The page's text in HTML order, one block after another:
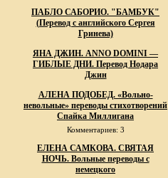
ПАБЛО САБОРИО. "БАМБУК"
(Перевод с английского Сергея
Гринева)
ЯНА ДЖИН. ANNO DOMINI —
ГИБЛЫЕ ДНИ. Перевод Нодара
Джин
АЛЕНА ПОДОБЕД. «Вольно-
невольные» переводы стихотворений
Спайка Миллигана
Комментариев: 3
ЕЛЕНА САМКОВА. СВЯТАЯ
НОЧЬ. Вольные переводы с
немецкого